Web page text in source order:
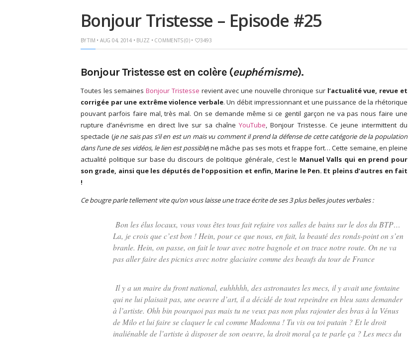
Bonjour Tristesse – Episode #25
BYTIM • AUG 04, 2014 • BUZZ • COMMENTS (0)• 3493
Bonjour Tristesse est en colère (euphémisme).
Toutes les semainesBonjour Tristesse revient avec une nouvelle chronique sur l’actualité vue, revue et
corrigée par une extrême violence verbale. Un débit impressionnant et une puissance de la rhétorique
pouvant parfois faire mal, très mal. On se demande même si ce gentil garçon ne va pas nous faire une
rupture d’anévrisme en direct live sur sa chaîneYouTube, Bonjour Tristesse. Ce jeune intermittent du
spectacle (je ne sais pas s’il en est un mais vu comment il prend la défense de cette catégorie de la population
dans l’une de ses vidéos, le lien est possible) ne mâche pas ses mots et frappe fort… Cette semaine, en pleine
actualité politique sur base du discours de politique générale, c’est le Manuel Valls qui en prend pour
son grade, ainsi que les députés de l’opposition et enfin, Marine le Pen. Et pleins d’autres en fait
!
Ce bougre parle tellement vite qu’on vous laisse une trace écrite de ses 3 plus belles joutes verbales :
Bon les élus locaux, vous vous êtes tous fait refaire vos salles de bains sur le dos du BTP…
La, je crois que c’est bon ! Hein, pour ce que nous, en fait, la beauté des ronds-point on s’en
branle. Hein, on passe, on fait le tour avec notre bagnole et on trace notre route. On ne va
pas aller faire des picnics avec notre glaciaire comme des beaufs du tour de France
Il y a un maire du front national, euhhhhh, des astronautes les mecs, il y avait une fontaine
qui ne lui plaisait pas, une oeuvre d’art, il a décidé de tout repeindre en bleu sans demander
à l’artiste. Ohh bin pourquoi pas mais tu ne veux pas non plus rajouter des bras à la Vénus
de Milo et lui faire se claquer le cul comme Madonna ! Tu vis ou toi putain ? Et le droit
inaliénable de l’artiste à disposer de son oeuvre, la droit moral ça te parle ça ? Les mecs du